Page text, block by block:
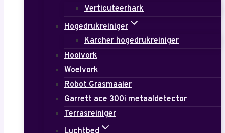
Verticuteerhark
Hogedrukreiniger
Karcher hogedrukreiniger
Hooivork
Woelvork
Robot Grasmaaier
Garrett ace 300i metaaldetector
Terrasreiniger